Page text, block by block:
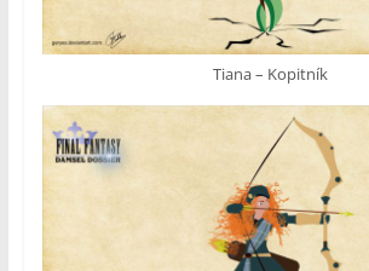
Tiana – Kopitník